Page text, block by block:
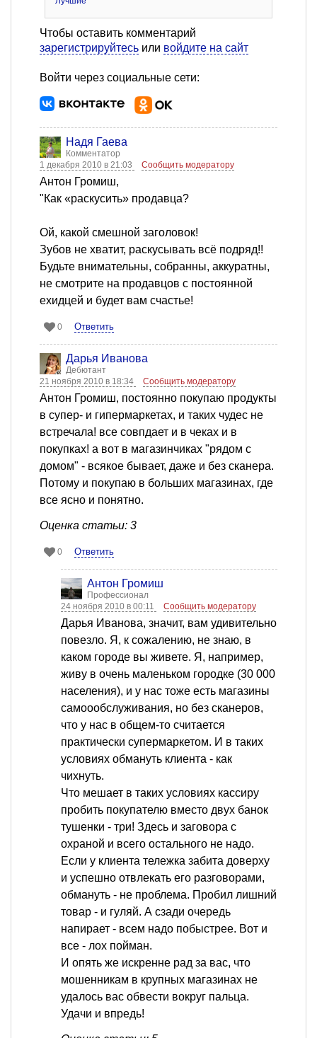
Чтобы оставить комментарий
зарегистрируйтесь или войдите на сайт
Войти через социальные сети:
Надя Гаева
Комментатор
1 декабря 2010 в 21:03
Сообщить модератору
Антон Громиш,
"Как «раскусить» продавца?
Ой, какой смешной заголовок!
Зубов не хватит, раскусывать всё подряд!!
Будьте внимательны, собранны, аккуратны,
не смотрите на продавцов с постоянной
ехидцей и будет вам счастье!
0 Ответить
Дарья Иванова
Дебютант
21 ноября 2010 в 18:34
Сообщить модератору
Антон Громиш, постоянно покупаю продукты
в супер- и гипермаркетах, и таких чудес не
встречала! все совпдает и в чеках и в
покупках! а вот в магазинчиках "рядом с
домом" - всякое бывает, даже и без сканера.
Потому и покупаю в больших магазинах, где
все ясно и понятно.
Оценка статьи: 3
0 Ответить
Антон Громиш
Профессионал
24 ноября 2010 в 00:11
Сообщить модератору
Дарья Иванова, значит, вам удивительно
повезло. Я, к сожалению, не знаю, в
каком городе вы живете. Я, например,
живу в очень маленьком городке (30 000
населения), и у нас тоже есть магазины
самоообслуживания, но без сканеров,
что у нас в общем-то считается
практически супермаркетом. И в таких
условиях обмануть клиента - как
чихнуть.
Что мешает в таких условиях кассиру
пробить покупателю вместо двух банок
тушенки - три! Здесь и заговора с
охраной и всего остального не надо.
Если у клиента тележка забита доверху
и успешно отвлекать его разговорами,
обмануть - не проблема. Пробил лишний
товар - и гуляй. А сзади очередь
напирает - всем надо побыстрее. Вот и
все - лох пойман.
И опять же искренне рад за вас, что
мошенникам в крупных магазинах не
удалось вас обвести вокруг пальца.
Удачи и впредь!